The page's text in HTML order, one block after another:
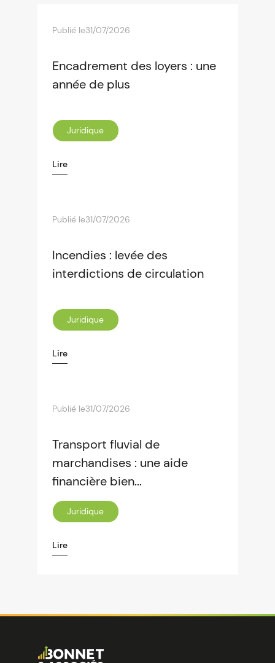
Publié le31/07/2026
Encadrement des loyers : une
année de plus
Juridique
Lire
Publié le31/07/2026
Incendies : levée des
interdictions de circulation
Juridique
Lire
Publié le31/07/2026
Transport fluvial de
marchandises : une aide
financière bien...
Juridique
Lire
Image